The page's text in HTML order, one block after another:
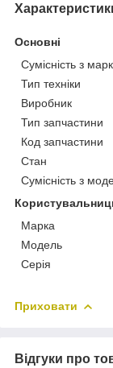
Основні
Сумісність з
Тип техніки
Виробник
Тип запчастини
Код запчастини
Стан
Сумісність з
Марка
Модель
Серія
Приховати
Відгуки про